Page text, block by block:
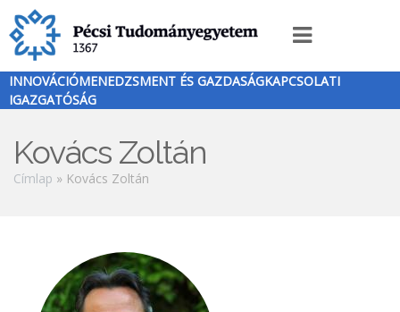
Ugrás
tartalomra
Innováció
menü
INNOVÁCIÓMENEDZSMENT ÉS GAZDASÁGKAPCSOLATI
IGAZGATÓSÁG
Kovács Zoltán
Morzsa
Címlap Kovács Zoltán